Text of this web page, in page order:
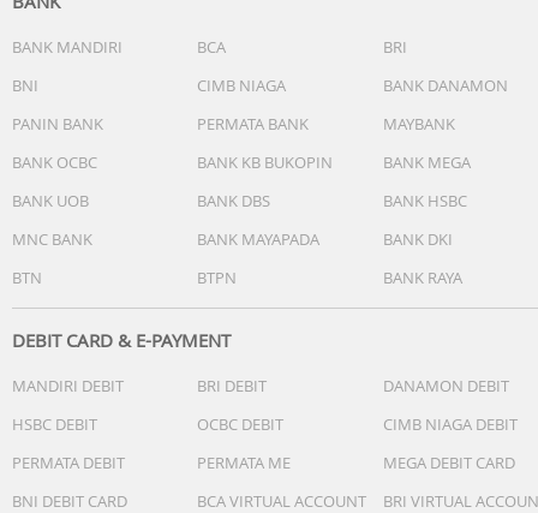
BANK MANDIRI BCA
BRI
BNI
CIMB NIAGA
BANK DANAMON
PANIN BANK
PERMATA BANK
MAYBANK
BANK OCBC
BANK KB BUKOPIN
BANK MEGA
BANK UOB
BANK DBS
BANK HSBC
MNC BANK
BANK MAYAPADA
BANK DKI
BTN
BTPN BANK RAYA
DEBIT CARD & E-PAYMENT
MANDIRI DEBIT BRI DEBIT
DANAMON DEBIT
HSBC DEBIT
OCBC DEBIT
CIMB NIAGA DEBIT
PERMATA DEBIT
PERMATA ME
MEGA DEBIT CARD
BNI DEBIT CARD
BCA VIRTUAL ACCOUNT
BRI VIRTUAL